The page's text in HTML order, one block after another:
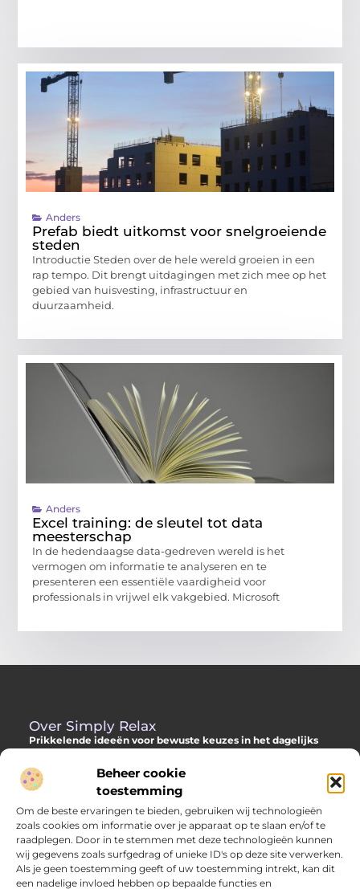
Beheer cookie
toestemming
Om de beste ervaringen te bieden, gebruiken wij technologieën
zoals cookies om informatie over je apparaat op te slaan en/of te
raadplegen. Door in te stemmen met deze technologieën kunnen
wij gegevens zoals surfgedrag of unieke ID's op deze site verwerken.
Als je geen toestemming geeft of uw toestemming intrekt, kan dit
een nadelige invloed hebben op bepaalde functies en
Anders
Prefab biedt uitkomst voor snelgroeiende
steden
Introductie Steden over de hele wereld groeien in een
rap tempo. Dit brengt uitdagingen met zich mee op het
gebied van huisvesting, infrastructuur en
duurzaamheid.
Anders
Excel training: de sleutel tot data
meesterschap
In de hedendaagse data-gedreven wereld is het
vermogen om informatie te analyseren en te
presenteren een essentiële vaardigheid voor
professionals in vrijwel elk vakgebied. Microsoft
Over Simply Relax
Prikkelende ideeën voor bewuste keuzes in het dagelijks
Laat je inspireren door diverse content vol slimme adviezen,
verdiepende inzichten en originele invalshoeken. Alles om jou
te helpen met meer helderheid en richting je dag door te
komen.